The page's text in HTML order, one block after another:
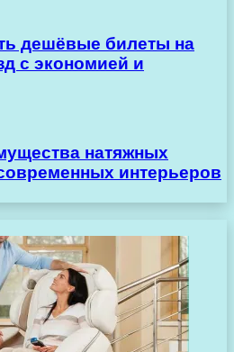
дешёвые билеты на
с экономией и
натяжных
интерьеров